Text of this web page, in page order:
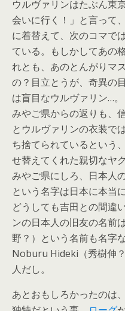
ウルヴァリンはたぶん東
会いに行く！」と言って
に着替えて、次のコマで
ている。もしかしてあの
れとも、あのとんがりマ
の？目立とうが、奇異の
は盲目なウルヴァリン…。
みやご県からの返りも、
とウルヴァリンの衣装で
ち捨てられているという
せ替えてくれた親切なヤ
みやご県にしろ、日本人
という名字は日本に本当
どうしても吉田との間違
ンの日本人の旧友の名前
野？）という名前も名字
Noburu Hideki（秀樹伸
人だし。
あとおもしろかったのは